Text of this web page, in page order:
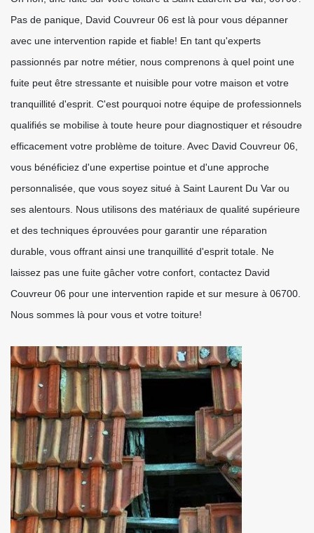
Pas de panique, David Couvreur 06 est là pour vous dépanner
avec une intervention rapide et fiable! En tant qu'experts
passionnés par notre métier, nous comprenons à quel point une
fuite peut être stressante et nuisible pour votre maison et votre
tranquillité d'esprit. C'est pourquoi notre équipe de professionnels
qualifiés se mobilise à toute heure pour diagnostiquer et résoudre
efficacement votre problème de toiture. Avec David Couvreur 06,
vous bénéficiez d'une expertise pointue et d'une approche
personnalisée, que vous soyez situé à Saint Laurent Du Var ou
ses alentours. Nous utilisons des matériaux de qualité supérieure
et des techniques éprouvées pour garantir une réparation
durable, vous offrant ainsi une tranquillité d'esprit totale. Ne
laissez pas une fuite gâcher votre confort, contactez David
Couvreur 06 pour une intervention rapide et sur mesure à 06700.
Nous sommes là pour vous et votre toiture!